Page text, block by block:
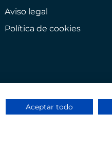
Aviso legal
Política de cookies
Aceptar todo